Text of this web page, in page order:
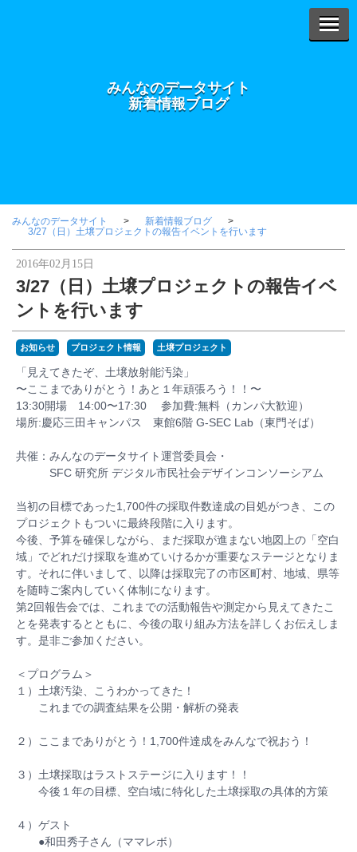
みんなのデータサイト
新着情報ブログ
みんなのデータサイト
新着情報ブログ
3/27（日）土壌プロジェクトの報告イベントを行います
2016年02月15日
3/27（日）土壌プロジェクトの報告イベ
ントを行います
お知らせ プロジェクト情報 土壌プロジェクト
「見えてきたぞ、土壌放射能汚染」
〜ここまでありがとう！あと１年頑張ろう！！〜
13:30開場 14:00〜17:30 参加費:無料（カンパ大歓迎）
場所:慶応三田キャンパス 東館6階 G-SEC Lab（東門そば）
共催：みんなのデータサイト運営委員会・
SFC 研究所 デジタル市民社会デザインコンソーシアム
当初の目標であった1,700件の採取件数達成の目処がつき、この
プロジェクトもついに最終段階に入ります。
今後、予算を確保しながら、まだ採取が進まない地図上の 「空白
域」でどれだけ採取を進めていけるかが重要なステージとなりま
す。それに伴いまして、以降は採取完了の市区町村、地域、県等
を随時ご案内していく体制になります。
第2回報告会では、これまでの活動報告や測定から見えて きたこ
とを発表するとともに、今後の取り組み方法を詳し くお伝えしま
す。是非ご参加ください。
＜プログラム＞
１）土壌汚染、こうわかってきた！
これまでの調査結果を公開・解析の発表
２）ここまでありがとう！1,700件達成をみんなで祝おう！
３）土壌採取はラストステージに入ります！！
今後１年の目標、空白域に特化した土壌採取の具体的方策
４）ゲスト
●和田秀子さん（ママレボ）